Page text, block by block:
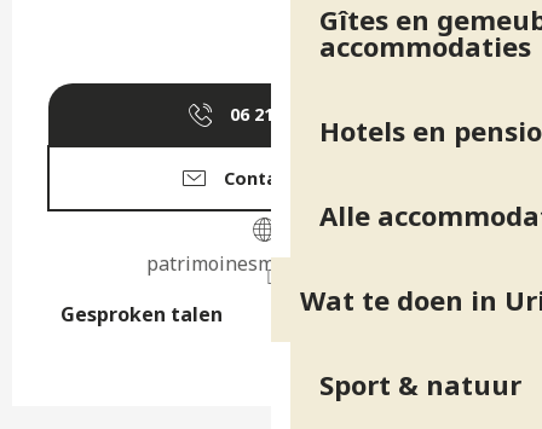
Gîtes en
accommodaties
Hotels en
Alle
Wat te doen in
Sport & natuur
06 21 66 26
Contacteer ons
patrimoinesmu.wixsite.com
Gesproken talen
Gesproken talen